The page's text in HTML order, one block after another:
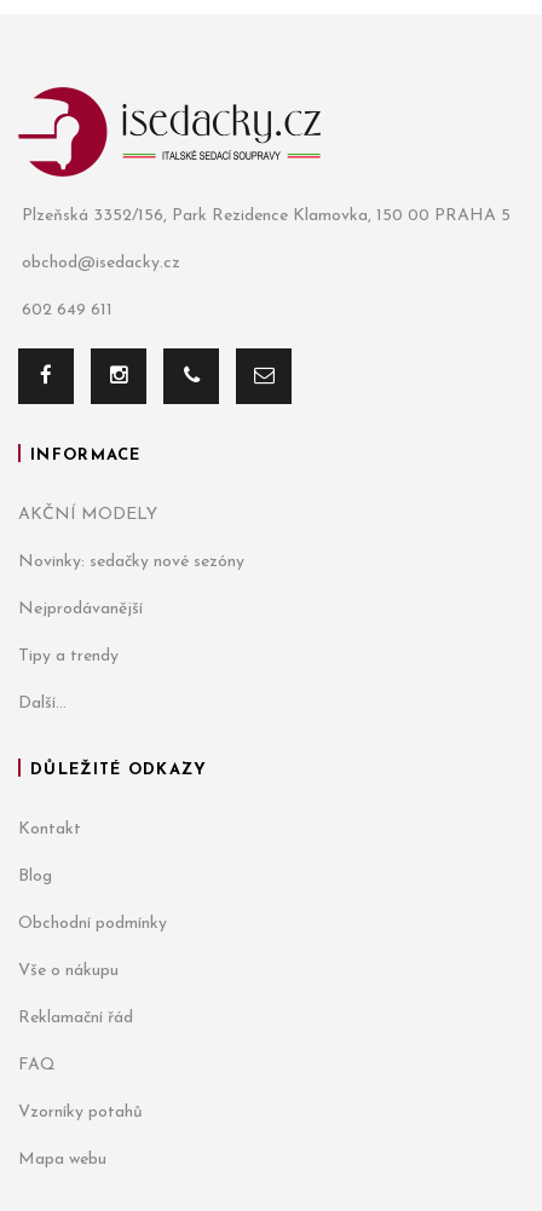
Plzeňská 3352/156, Park Rezidence Klamovka, 150 00 PRAHA 5
obchod@isedacky.cz
602 649 611
INFORMACE
AKČNÍ MODELY
Novinky: sedačky nové sezóny
Nejprodávanější
Tipy a trendy
Další...
DŮLEŽITÉ ODKAZY
Kontakt
Blog
Obchodní podmínky
Vše o nákupu
Reklamační řád
FAQ
Vzorníky potahů
Mapa webu